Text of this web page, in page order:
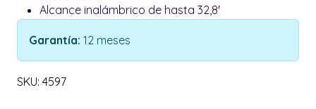
Alcance inalámbrico de hasta 32,8'
Garantía: 12 meses
SKU: 4597